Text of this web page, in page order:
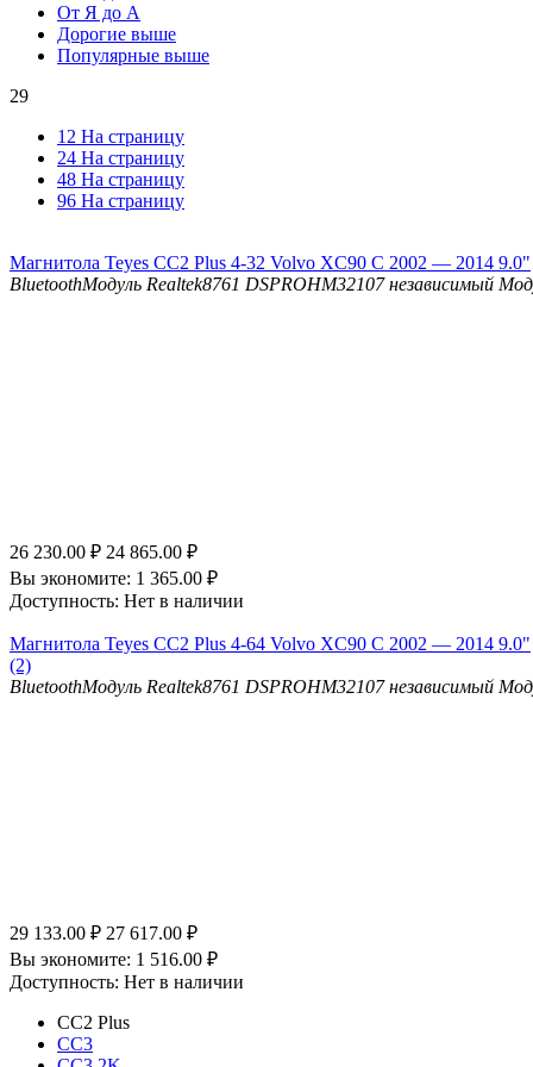
От Я до А
Дорогие выше
Популярные выше
29
12 На страницу
24 На страницу
48 На страницу
96 На страницу
Магнитола Teyes CC2 Plus 4-32 Volvo XC90 C 2002 — 2014 9.0"
BluetoothМодуль Realtek8761 DSPROHM32107 независимый
26 230.00 ₽ 24 865.00 ₽
Вы экономите: 1 365.00 ₽
Доступность: Нет в наличии
Магнитола Teyes CC2 Plus 4-64 Volvo XC90 C 2002 — 2014 9.0"
(2)
BluetoothМодуль Realtek8761 DSPROHM32107 независимый
29 133.00 ₽ 27 617.00 ₽
Вы экономите: 1 516.00 ₽
Доступность: Нет в наличии
CC2 Plus
CC3